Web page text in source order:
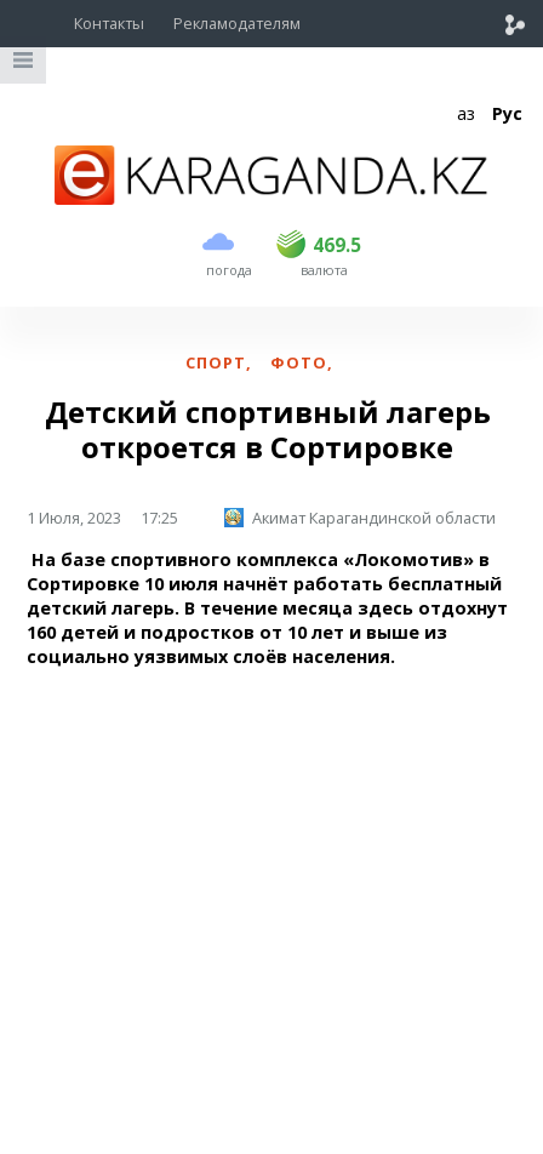
Контакты Рекламодателям
Қаз Рус
погода
469.5
USD 468.5 469.5
EUR валюта
СПОРТ, ФОТО,
Детский спортивный лагерь
откроется в Сортировке
1 Июля, 2023 17:25 Акимат Карагандинской области
На базе спортивного комплекса «Локомотив» в
Сортировке 10 июля начнёт работать бесплатный
детский лагерь. В течение месяца здесь отдохнут
160 детей и подростков от 10 лет и выше из
социально уязвимых слоёв населения.